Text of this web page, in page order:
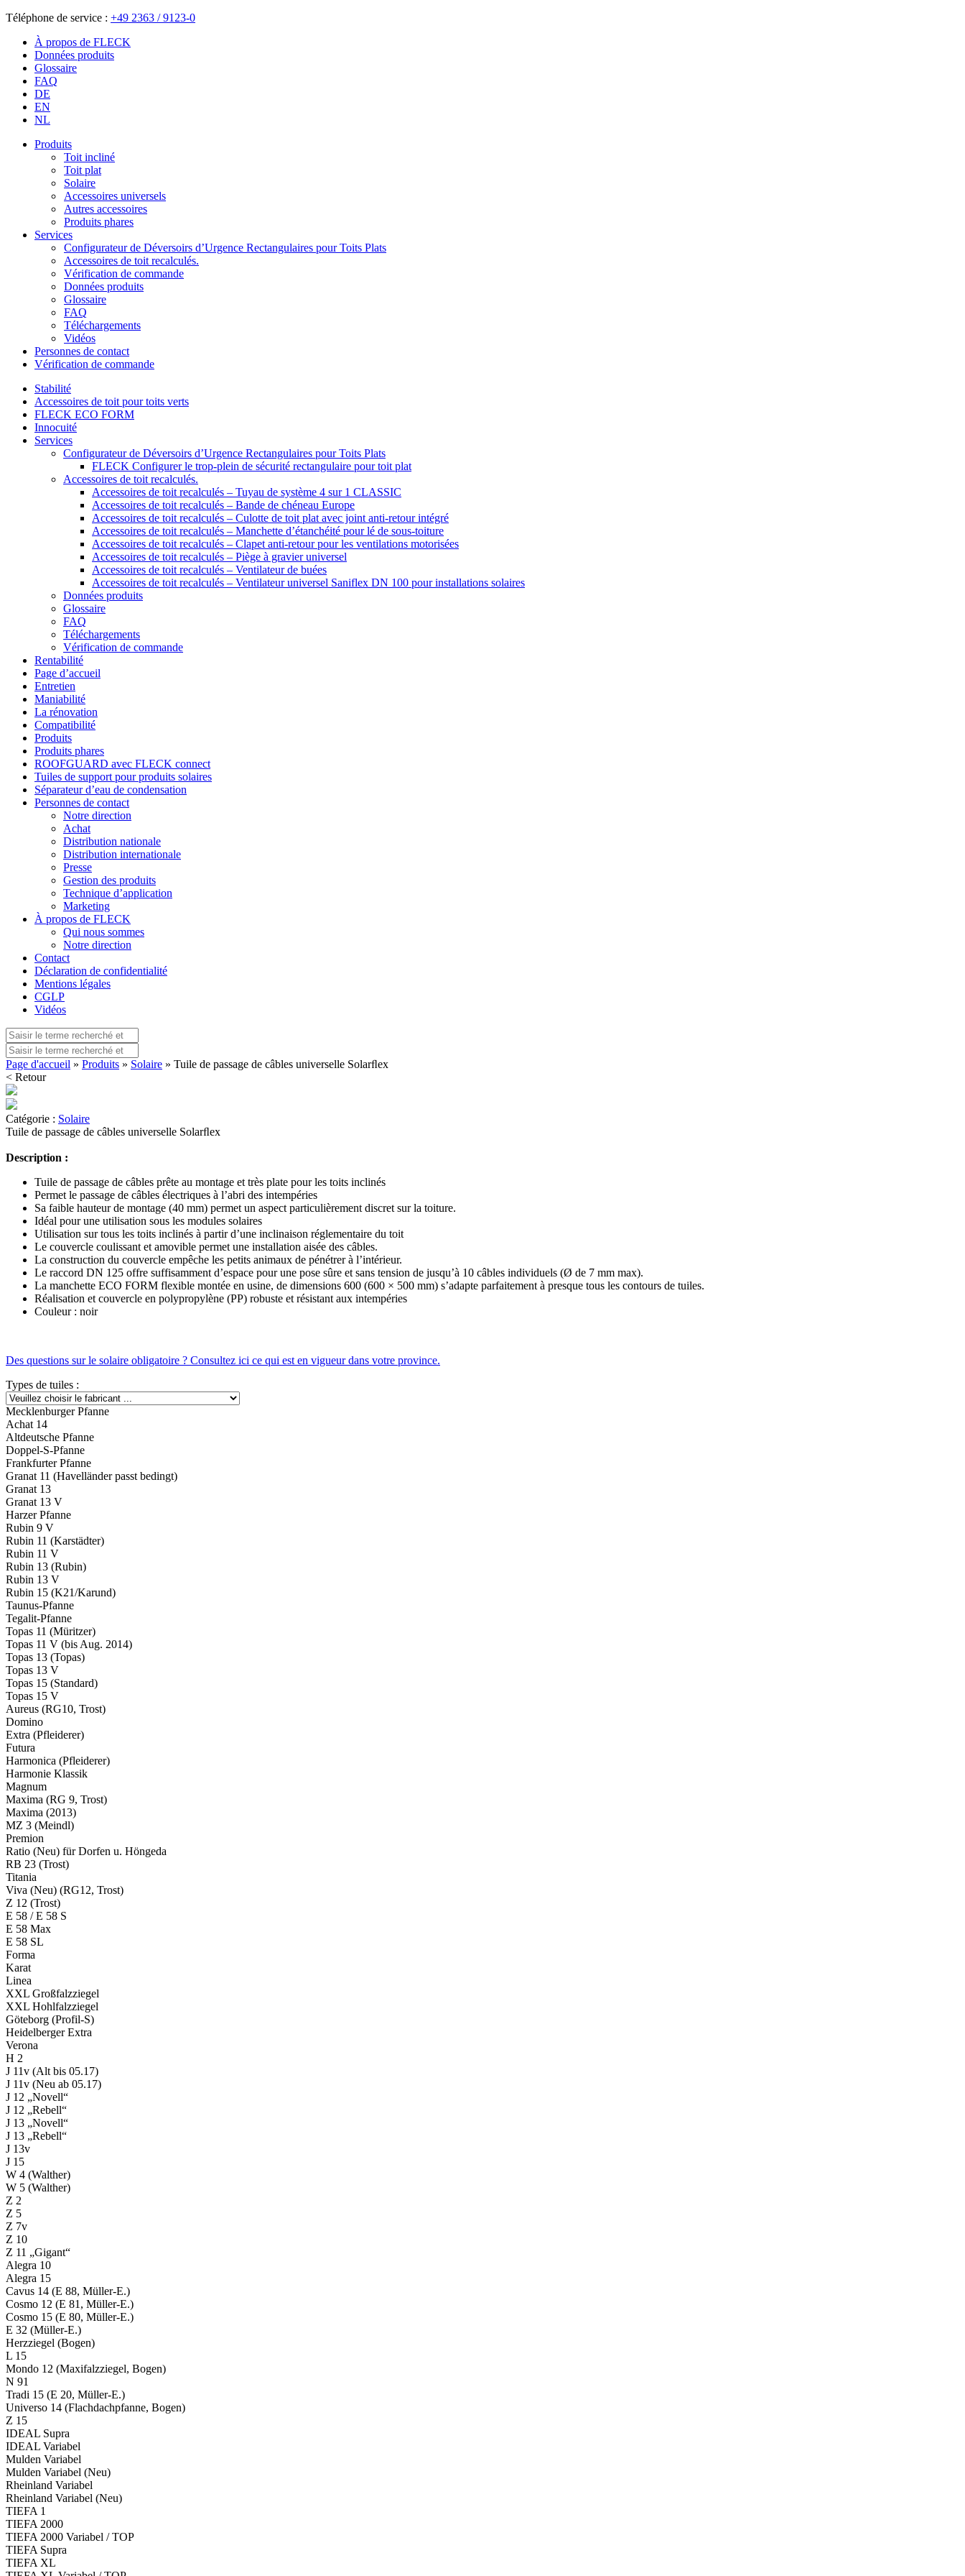
Téléphone de service : +49 2363 / 9123-0
À propos de FLECK
Données produits
Glossaire
FAQ
DE
EN
NL
Produits
Toit incliné
Toit plat
Solaire
Accessoires universels
Autres accessoires
Produits phares
Services
Configurateur de Déversoirs d’Urgence Rectangulaires pour Toits Plats
Accessoires de toit recalculés.
Vérification de commande
Données produits
Glossaire
FAQ
Téléchargements
Vidéos
Personnes de contact
Vérification de commande
Stabilité
Accessoires de toit pour toits verts
FLECK ECO FORM
Innocuité
Services
Configurateur de Déversoirs d’Urgence Rectangulaires pour Toits Plats
FLECK Configurer le trop-plein de sécurité rectangulaire pour toit plat
Accessoires de toit recalculés.
Accessoires de toit recalculés – Tuyau de système 4 sur 1 CLASSIC
Accessoires de toit recalculés – Bande de chéneau Europe
Accessoires de toit recalculés – Culotte de toit plat avec joint anti-retour intégré
Accessoires de toit recalculés – Manchette d’étanchéité pour lé de sous-toiture
Accessoires de toit recalculés – Clapet anti-retour pour les ventilations motorisées
Accessoires de toit recalculés – Piège à gravier universel
Accessoires de toit recalculés – Ventilateur de buées
Accessoires de toit recalculés – Ventilateur universel Saniflex DN 100 pour installations solaires
Données produits
Glossaire
FAQ
Téléchargements
Vérification de commande
Rentabilité
Page d’accueil
Entretien
Maniabilité
La rénovation
Compatibilité
Produits
Produits phares
ROOFGUARD avec FLECK connect
Tuiles de support pour produits solaires
Séparateur d’eau de condensation
Personnes de contact
Notre direction
Achat
Distribution nationale
Distribution internationale
Presse
Gestion des produits
Technique d’application
Marketing
À propos de FLECK
Qui nous sommes
Notre direction
Contact
Déclaration de confidentialité
Mentions légales
CGLP
Vidéos
Page d'accueil » Produits » Solaire » Tuile de passage de câbles universelle Solarﬂex
< Retour
Catégorie : Solaire
Tuile de passage de câbles universelle Solarﬂex
Description :
Tuile de passage de câbles prête au montage et très plate pour les toits inclinés
Permet le passage de câbles électriques à l’abri des intempéries
Sa faible hauteur de montage (40 mm) permet un aspect particulièrement discret sur la toiture.
Idéal pour une utilisation sous les modules solaires
Utilisation sur tous les toits inclinés à partir d’une inclinaison réglementaire du toit
Le couvercle coulissant et amovible permet une installation aisée des câbles.
La construction du couvercle empêche les petits animaux de pénétrer à l’intérieur.
Le raccord DN 125 offre suffisamment d’espace pour une pose sûre et sans tension de jusqu’à 10 câbles individuels (Ø de 7 mm max).
La manchette ECO FORM flexible montée en usine, de dimensions 600 (600 × 500 mm) s’adapte parfaitement à presque tous les contours de tuiles.
Réalisation et couvercle en polypropylène (PP) robuste et résistant aux intempéries
Couleur : noir
Des questions sur le solaire obligatoire ? Consultez ici ce qui est en vigueur dans votre province.
Types de tuiles :
Mecklenburger Pfanne
Achat 14
Altdeutsche Pfanne
Doppel-S-Pfanne
Frankfurter Pfanne
Granat 11 (Havelländer passt bedingt)
Granat 13
Granat 13 V
Harzer Pfanne
Rubin 9 V
Rubin 11 (Karstädter)
Rubin 11 V
Rubin 13 (Rubin)
Rubin 13 V
Rubin 15 (K21/Karund)
Taunus-Pfanne
Tegalit-Pfanne
Topas 11 (Müritzer)
Topas 11 V (bis Aug. 2014)
Topas 13 (Topas)
Topas 13 V
Topas 15 (Standard)
Topas 15 V
Aureus (RG10, Trost)
Domino
Extra (Pfleiderer)
Futura
Harmonica (Pfleiderer)
Harmonie Klassik
Magnum
Maxima (RG 9, Trost)
Maxima (2013)
MZ 3 (Meindl)
Premion
Ratio (Neu) für Dorfen u. Höngeda
RB 23 (Trost)
Titania
Viva (Neu) (RG12, Trost)
Z 12 (Trost)
E 58 / E 58 S
E 58 Max
E 58 SL
Forma
Karat
Linea
XXL Großfalzziegel
XXL Hohlfalzziegel
Göteborg (Profil-S)
Heidelberger Extra
Verona
H 2
J 11v (Alt bis 05.17)
J 11v (Neu ab 05.17)
J 12 „Novell“
J 12 „Rebell“
J 13 „Novell“
J 13 „Rebell“
J 13v
J 15
W 4 (Walther)
W 5 (Walther)
Z 2
Z 5
Z 7v
Z 10
Z 11 „Gigant“
Alegra 10
Alegra 15
Cavus 14 (E 88, Müller-E.)
Cosmo 12 (E 81, Müller-E.)
Cosmo 15 (E 80, Müller-E.)
E 32 (Müller-E.)
Herzziegel (Bogen)
L 15
Mondo 12 (Maxifalzziegel, Bogen)
N 91
Tradi 15 (E 20, Müller-E.)
Universo 14 (Flachdachpfanne, Bogen)
Z 15
IDEAL Supra
IDEAL Variabel
Mulden Variabel
Mulden Variabel (Neu)
Rheinland Variabel
Rheinland Variabel (Neu)
TIEFA 1
TIEFA 2000
TIEFA 2000 Variabel / TOP
TIEFA Supra
TIEFA XL